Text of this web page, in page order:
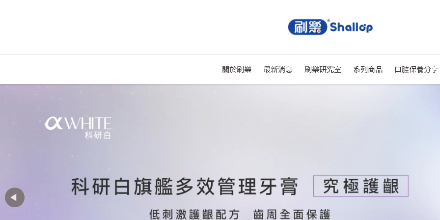
關於刷樂 最新消息 刷樂研究室 系列商品 口腔保養分享